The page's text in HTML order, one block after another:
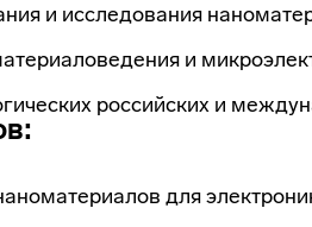
и исследования
и
российских и
для